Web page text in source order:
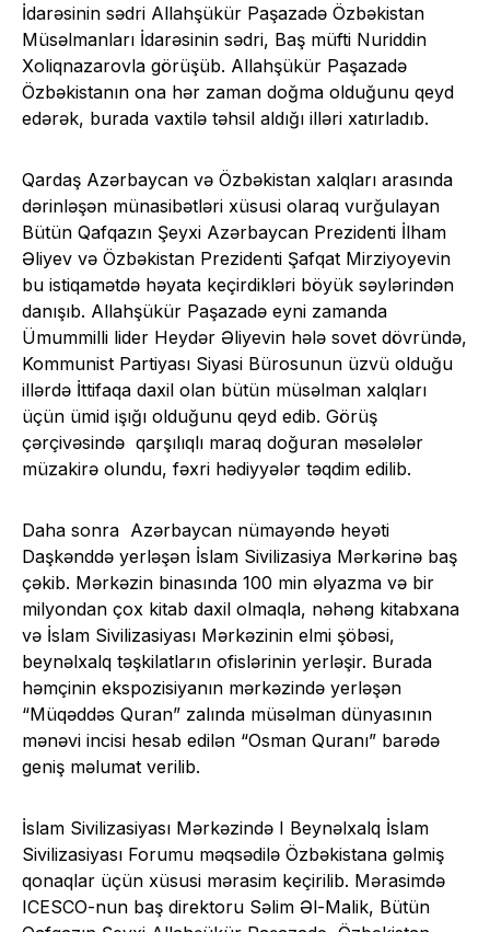
İdarəsinin sədri Allahşükür Paşazadə Özbəkistan
Müsəlmanları İdarəsinin sədri, Baş müfti Nuriddin
Xoliqnazarovla görüşüb. Allahşükür Paşazadə
Özbəkistanın ona hər zaman doğma olduğunu qeyd
edərək, burada vaxtilə təhsil aldığı illəri xatırladıb.
Qardaş Azərbaycan və Özbəkistan xalqları arasında
dərinləşən münasibətləri xüsusi olaraq vurğulayan
Bütün Qafqazın Şeyxi Azərbaycan Prezidenti İlham
Əliyev və Özbəkistan Prezidenti Şafqat Mirziyoyevin
bu istiqamətdə həyata keçirdikləri böyük səylərindən
danışıb. Allahşükür Paşazadə eyni zamanda
Ümummilli lider Heydər Əliyevin hələ sovet dövründə,
Kommunist Partiyası Siyasi Bürosunun üzvü olduğu
illərdə İttifaqa daxil olan bütün müsəlman xalqları
üçün ümid işığı olduğunu qeyd edib. Görüş
çərçivəsində qarşılıqlı maraq doğuran məsələlər
müzakirə olundu, fəxri hədiyyələr təqdim edilib.
Daha sonra Azərbaycan nümayəndə heyəti
Daşkənddə yerləşən İslam Sivilizasiya Mərkərinə baş
çəkib. Mərkəzin binasında 100 min əlyazma və bir
milyondan çox kitab daxil olmaqla, nəhəng kitabxana
və İslam Sivilizasiyası Mərkəzinin elmi şöbəsi,
beynəlxalq təşkilatların ofislərinin yerləşir. Burada
həmçinin ekspozisiyanın mərkəzində yerləşən
“Müqəddəs Quran” zalında müsəlman dünyasının
mənəvi incisi hesab edilən “Osman Quranı” barədə
geniş məlumat verilib.
İslam Sivilizasiyası Mərkəzində I Beynəlxalq İslam
Sivilizasiyası Forumu məqsədilə Özbəkistana gəlmiş
qonaqlar üçün xüsusi mərasim keçirilib. Mərasimdə
ICESCO-nun baş direktoru Səlim Əl-Malik, Bütün